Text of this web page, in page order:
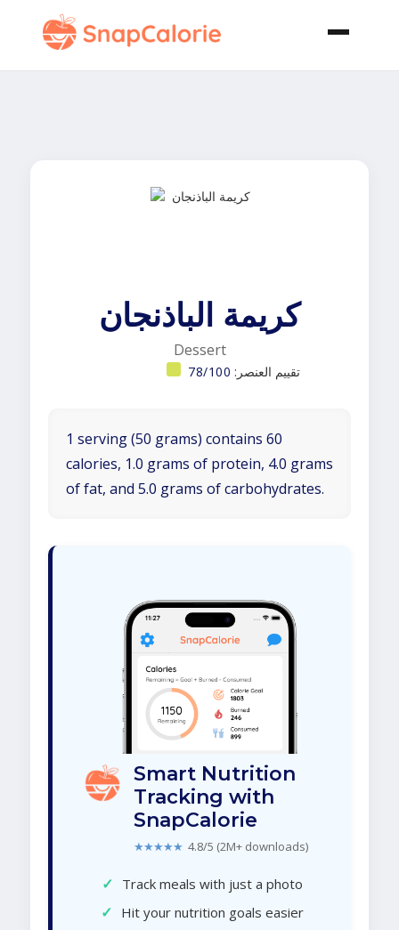
كريمة الباذنجان
Dessert
تقييم العنصر: 78/100
1 serving (50 grams) contains 60
calories, 1.0 grams of protein, 4.0 grams
of fat, and 5.0 grams of carbohydrates.
Smart Nutrition
Tracking with
SnapCalorie
★★★★★ 4.8/5 (2M+ downloads)
✓ Track meals with just a photo
✓ Hit your nutrition goals easier